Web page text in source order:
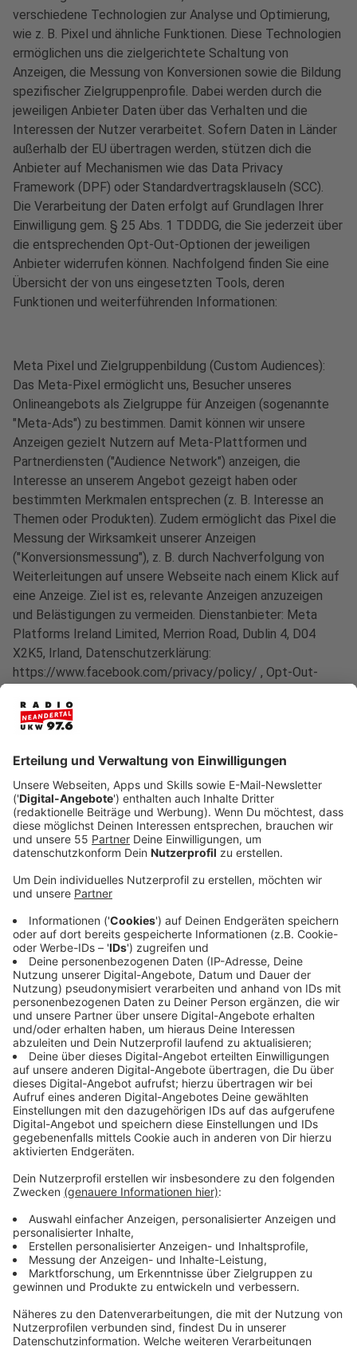
verschiedene Technologien zur Analyse und Optimierung,
wie z. B. Pixel und ähnliche Funktionen. Diese Technologien
ermöglichen uns die zielgerichtete Schaltung von
Anzeigen, die Messung von Konversionen sowie die Bildung
spezifischer Zielgruppenprofile. Dabei werden durch die
jeweiligen Anbieter Daten über das Verhalten und die
Interessen der Nutzer verarbeitet. Sofern Daten in Länder
außerhalb der EU übertragen werden, stützen dich die
Anbieter auf Mechanismen wie das Data Privacy
Framework (DPF) oder Standardvertragsklauseln (SCC).
Die Verarbeitung der Daten erfolgt auf Grundlagen Ihrer
Einwilligung gem. § 25 Abs. 1 TDDDG, die Sie jederzeit über
die entsprechenden Opt-Out-Optionen der jeweiligen
Anbieter widerrufen können. Nachfolgend finden Sie eine
Übersicht der von uns eingesetzten Tools, deren
Funktionen und weiterführenden Informationen:
Meta Pixel und Zielgruppenbildung (Custom Audiences):
Das Meta-Pixel ermöglicht uns, Besucher unseres
Onlineangebots als Zielgruppe für Anzeigen (sogenannte
"Meta-Ads") zu bestimmen. Damit können wir unsere
Anzeigen gezielt Nutzern auf Meta-Plattformen und
Partnerdiensten ("Audience Network") anzeigen, die
Interesse an unserem Angebot gezeigt haben oder
bestimmten Merkmalen entsprechen (z. B. Interesse an
Themen oder Produkten). Zudem ermöglicht das Pixel die
Messung der Wirksamkeit unserer Anzeigen
("Konversionsmessung"), z. B. durch Nachverfolgung von
Weiterleitungen auf unsere Webseite nach einem Klick auf
eine Anzeige. Ziel ist es, relevante Anzeigen anzuzeigen
und Belästigungen zu vermeiden. Dienstanbieter: Meta
Platforms Ireland Limited, Merrion Road, Dublin 4, D04
X2K5, Irland, Datenschutzerklärung:
https://www.facebook.com/privacy/policy/ , Opt-Out-
§ 14 DPA-Liveblog
Von Fall zu Fall setzen wir Liveblogs der dpa-infocom
bietet uns dabei einen einbettbaren Inhalt („Embed“) an,
den wir in unsere Website einbauen. dpa-infocom GmbH
produziert die Embeds mittels einer Software der Firma
Sourcefabric, Berlin, die die Embeds auch im Auftrag der
personenbeziehbare Daten nur in Form der so genannten
um den Betrieb der Systeme sicherzustellen - zum
Beispiel, um Störungen zu erkennen und Störer
abzuwehren. Alle diese Systeme befinden sich innerhalb
der EU. In einigen Fällen werden diese Zugriffsprotokolle
weiterverarbeitet, dabei werden die IP-Adressen als erster
Verarbeitungsschritt gelöscht, so dass im weiteren Verlauf
keine personenbezogenen Daten mehr vorhanden sind.
Soweit eine kurzzeitige Verarbeitung personenbeziehbarer
Daten vorgenommen wird, erfolgt dies zur Erfüllung eines
Vertrags (Art. 6 Abs. 1 b) DSGVO) bzw. weil die
Verarbeitung zu Wahrung der berechtigten Interessen
erforderlich ist (Art. 6 Abs. 1 f) DSGVO). Sofern in den
Embeds Social Media Postings verwendet werden, nutzt
dpa-infocom immer diejenigen Embed-Optionen, die ein
Tracking der Nutzerdaten nach Angaben der jeweiligen
Social Media Plattform weitgehend unterbinden. Diese
Datenverarbeitungen erfolgen jeweils zur Wahrung unserer
berechtigten Interessen an der Optimierung und dem
wirtschaftlichen Betrieb unserer Website und beruhen auf
der Rechtsgrundlage des Art. 6 Abs. 1 f) DSGVO.
Nähere Informationen der Social Media Plattformen finden
Sie etwa hier: